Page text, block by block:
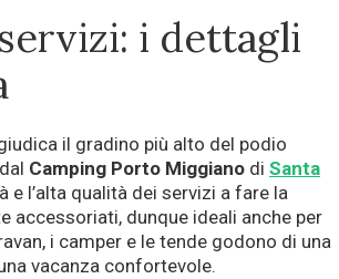
i dettagli
il gradino più alto del podio
Camping Porto Miggiano di Santa
e l’alta qualità dei servizi a fare la
accessoriati, dunque ideali anche per
i camper e le tende godono di una
vacanza confortevole.